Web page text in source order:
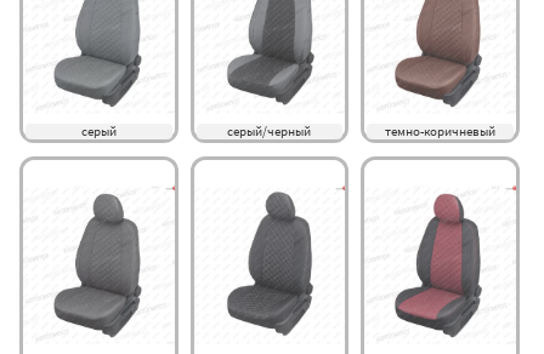
серый серый/черный темно-коричневый